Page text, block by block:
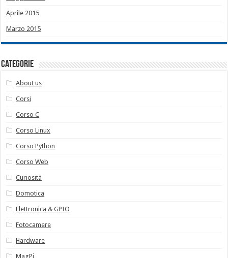
Aprile 2015
Marzo 2015
Categorie
About us
Corsi
Corso C
Corso Linux
Corso Python
Corso Web
Curiosità
Domotica
Elettronica & GPIO
Fotocamere
Hardware
MagPi